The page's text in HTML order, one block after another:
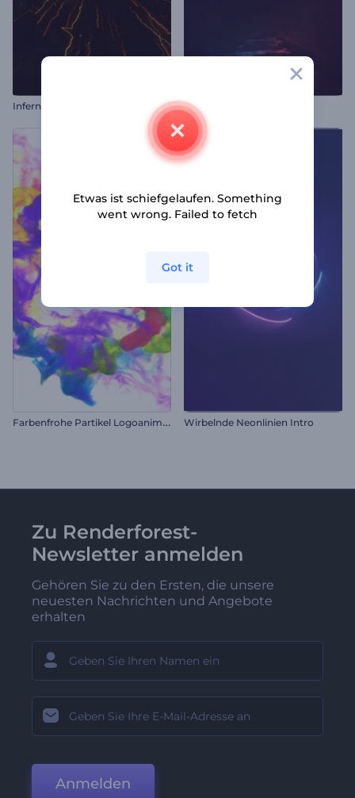
Inferno Logo-Enthüllung Glühende Lichter Opener
F
arbenfrohe Partikel Logoanimation Wirbelnde Neonlinien Intro
Zu Renderforest-
Newsletter anmelden
Gehören Sie zu den Ersten, die unsere
neuesten Nachrichten und Angebote
erhalten
Anmelden
Etwas ist schiefgelaufen. Something
went wrong. Failed to fetch
Got it